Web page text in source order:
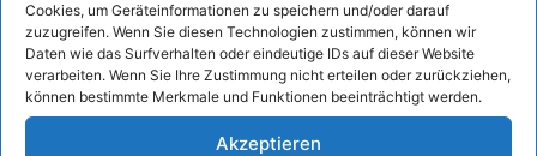
Cookies, um Geräteinformationen zu speichern und/oder darauf
zuzugreifen. Wenn Sie diesen Technologien zustimmen, können wir
Daten wie das Surfverhalten oder eindeutige IDs auf dieser Website
verarbeiten. Wenn Sie Ihre Zustimmung nicht erteilen oder zurückziehen,
können bestimmte Merkmale und Funktionen beeinträchtigt werden.
Akzeptieren
RECHTSGRUNDLAGE, AUF DENEN EINE
VERARBEITUNG BERUHT, ENTNEHMEN SIE
DIESER DATENSCHUTZERKLÄRUNG. WENN
SIE WIDERSPRUCH EINLEGEN, WERDEN
WIR IHRE BETROFFENEN